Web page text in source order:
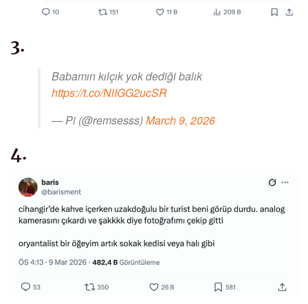
3.
Babamın kılçık yok dediği balık
https://t.co/NlIGG2ucSR
— Pi (@remsesss)March 9, 2026
4.